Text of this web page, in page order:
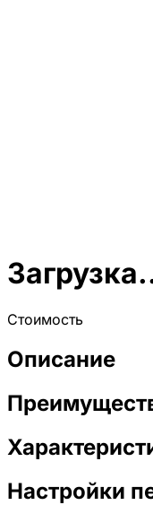
Стоимость
Описание
Настройки